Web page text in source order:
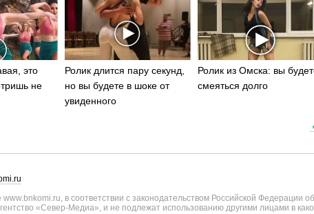
это
не
Ролик длится пару секунд,
но вы будете в шоке от
увиденного
Ролик из Омска: вы
смеяться долго
в соответствии с законодательством Российской Федерации
«Север-Медиа», и не подлежат использованию другими лицами в